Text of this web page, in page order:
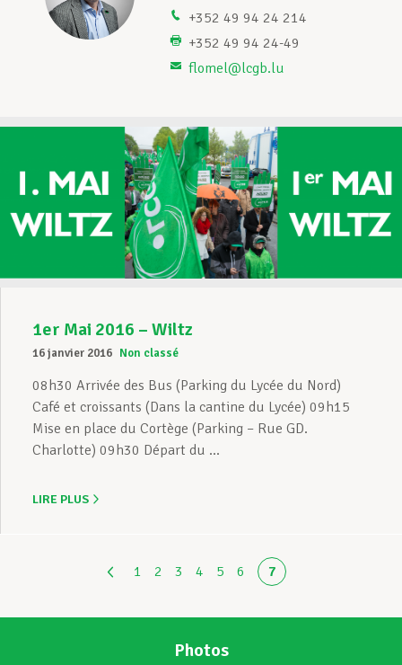
Assistance en vie privée
Devenir Membre
Actualités
+352 49 94 24 214
+352 49 94 24-49
flomel@lcgb.lu
1er Mai 2016 – Wiltz
16 janvier 2016 Non classé
08h30 Arrivée des Bus (Parking du Lycée du Nord)
Café et croissants (Dans la cantine du Lycée) 09h15
Mise en place du Cortège (Parking – Rue GD.
Charlotte) 09h30 Départ du ...
LIRE PLUS
1 2 3 4 5 6 7
Photos